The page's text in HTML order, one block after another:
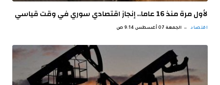
لأول مرة منذ 16 عاما.. إنجاز اقتصادي سوري في وقت قياسي
اقتصاد الجمعة 07 أغسطس 9:14 ص